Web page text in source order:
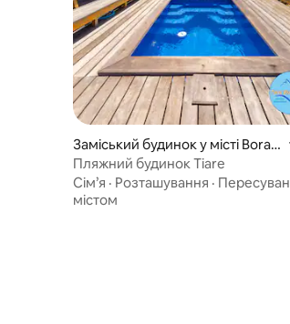
Заміський будинок у місті Bora B
ora
Пляжний будинок Tiare
Сім’я · Розташування ·
містом